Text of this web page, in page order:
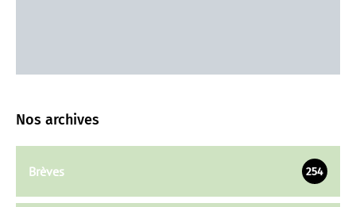
Nos archives
Brèves 254